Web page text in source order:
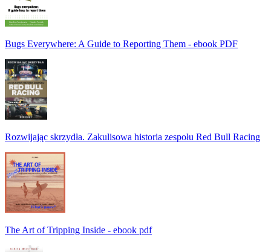
Bugs Everywhere: A Guide to Reporting Them - ebook PDF
Rozwijając skrzydła. Zakulisowa historia zespołu Red Bull Racing
The Art of Tripping Inside - ebook pdf